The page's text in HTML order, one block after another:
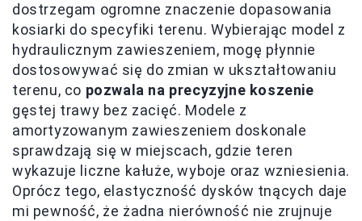
dostrzegam ogromne znaczenie dopasowania
kosiarki do specyfiki terenu. Wybierając model z
hydraulicznym zawieszeniem, mogę płynnie
dostosowywać się do zmian w ukształtowaniu
terenu, co pozwala na precyzyjne koszenie
gęstej trawy bez zacięć. Modele z
amortyzowanym zawieszeniem doskonale
sprawdzają się w miejscach, gdzie teren
wykazuje liczne kałuże, wyboje oraz wzniesienia.
Oprócz tego, elastyczność dysków tnących daje
mi pewność, że żadna nierówność nie zrujnuje